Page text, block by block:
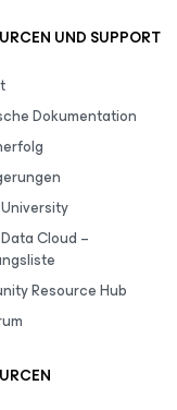
UND SUPPORT
Dokumentation
Cloud –
Resource Hub